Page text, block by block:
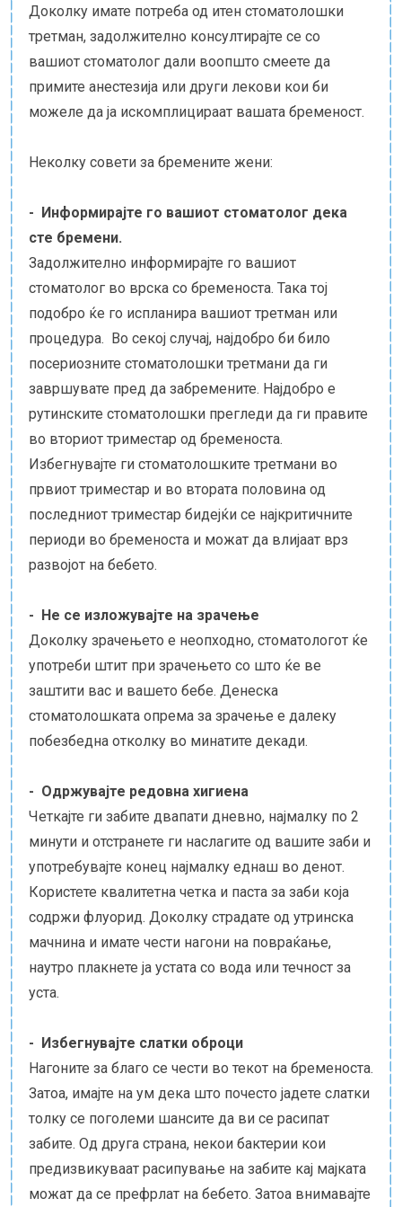
Доколку имате потреба од итен стоматолошки
третман, задолжително консултирајте се со
вашиот стоматолог дали воопшто смеете да
примите анестезија или други лекови кои би
можеле да ја искомплицираат вашата бременост.
Неколку совети за бремените жени:
- Информирајте го вашиот стоматолог дека
сте бремени.
Задолжително информирајте го вашиот
стоматолог во врска со бременоста. Така тој
подобро ќе го испланира вашиот третман или
процедура. Во секој случај, најдобро би било
посериозните стоматолошки третмани да ги
завршувате пред да забремените. Најдобро е
рутинските стоматолошки прегледи да ги правите
во вториот триместар од бременоста.
Избегнувајте ги стоматолошките третмани во
првиот триместар и во втората половина од
последниот триместар бидејќи се најкритичните
периоди во бременоста и можат да влијаат врз
развојот на бебето.
- Не се изложувајте на зрачење
Доколку зрачењето е неопходно, стоматологот ќе
употреби штит при зрачењето со што ќе ве
заштити вас и вашето бебе. Денеска
стоматолошката опрема за зрачење е далеку
побезбедна отколку во минатите декади.
- Одржувајте редовна хигиена
Четкајте ги забите двапати дневно, најмалку по 2
минути и отстранете ги наслагите од вашите заби и
употребувајте конец најмалку еднаш во денот.
Користете квалитетна четка и паста за заби која
содржи флуорид. Доколку страдате од утринска
мачнина и имате чести нагони на повраќање,
наутро плакнете ја устата со вода или течност за
уста.
- Избегнувајте слатки оброци
Нагоните за благо се чести во текот на бременоста.
Затоа, имајте на ум дека што почесто јадете слатки
толку се поголеми шансите да ви се расипат
забите. Од друга страна, некои бактерии кои
предизвикуваат расипување на забите кај мајката
можат да се префрлат на бебето. Затоа внимавајте